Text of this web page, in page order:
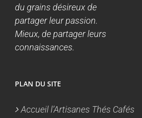
du grains désireux de
partager leur passion.
Mieux, de partager leurs
connaissances.
PLAN DU SITE
Accueil l’Artisanes Thés Cafés